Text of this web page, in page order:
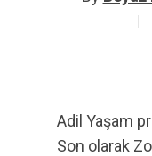
Adil Yaşam
Son olarak